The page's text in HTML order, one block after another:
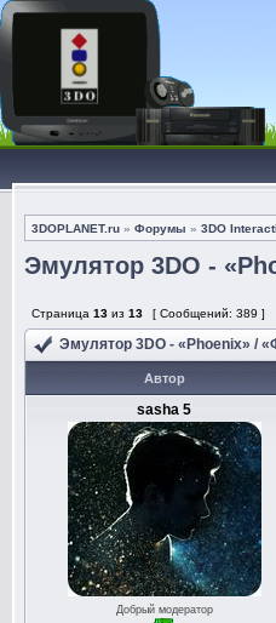
3DOPLANET.ru » Форумы » 3DO
Эмулятор 3DO -
Страница 13 из 13 [ Сообщений: 389 ]
Эмулятор 3DO - «Phoenix» /
Автор
sasha 5
Добрый модератор